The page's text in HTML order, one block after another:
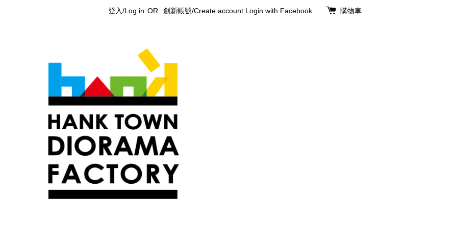
登入/Log in OR 創新帳號/Create account Login with Facebook 購物車